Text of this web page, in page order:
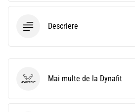
Descriere
DynafitMai multe de la Dynafit